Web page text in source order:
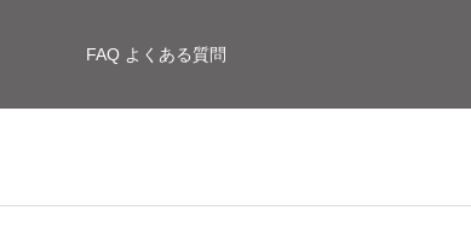
FAQ よくある質問